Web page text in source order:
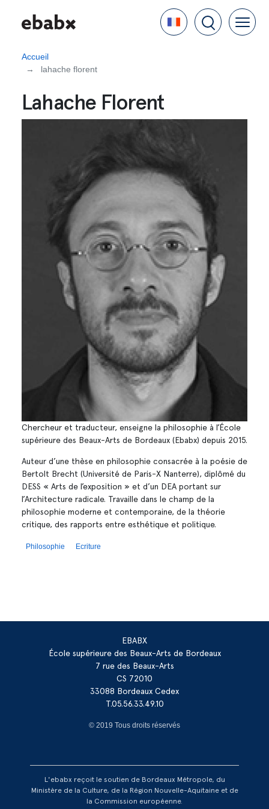
contenu
Language
Accueil
lahache florent
Lahache Florent
Chercheur et traducteur, enseigne la philosophie à l’École
supérieure des Beaux-Arts de Bordeaux (Ebabx) depuis 2015.
Auteur d’une thèse en philosophie consacrée à la poésie de
Bertolt Brecht (Université de Paris-X Nanterre), diplômé du
DESS « Arts de l’exposition » et d’un DEA portant sur
l’Architecture radicale. Travaille dans le champ de la
philosophie moderne et contemporaine, de la théorie
critique, des rapports entre esthétique et politique.
Philosophie Ecriture
EBABX
École supérieure des Beaux-Arts de Bordeaux
7 rue des Beaux-Arts
CS 72010
33088 Bordeaux Cedex
T.05.56.33.49.10
© 2019 Tous droits réservés
L'ebabx reçoit le soutien de Bordeaux Métropole, du
Ministère de la Culture, de la Région Nouvelle-Aquitaine et de
la Commission européenne.